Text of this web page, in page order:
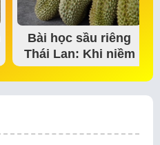
Bài học sầu riêng
Thái Lan: Khi niềm
tin thị trường bắt…